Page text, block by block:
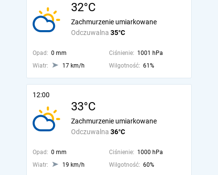
32°C
Odczuwalna 35°C
Zachmurzenie umiarkowane
Opad: 0 mm Ciśnienie: 1001 hPa
Wiatr:
17 km/h Wilgotność: 61%
12:00
33°C
Odczuwalna 36°C
Zachmurzenie umiarkowane
Opad: 0 mm Ciśnienie: 1000 hPa
Wiatr:
19 km/h Wilgotność: 60%